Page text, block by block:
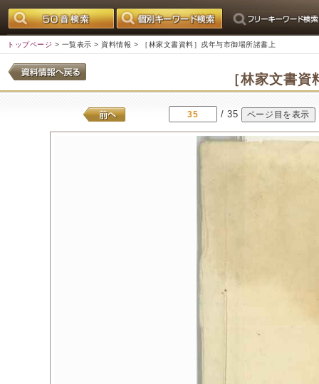
トップページ > 一覧表示 > 資料情報 > ［林家文書資料］戌年与市御場所諸書上
［林家文書
/ 35